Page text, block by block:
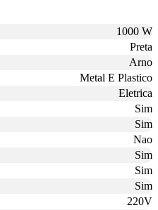
1000 W
Preta
Arno
Metal E Plastico
Eletrica
Sim
Sim
Nao
Sim
Sim
Sim
220V